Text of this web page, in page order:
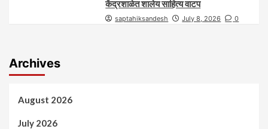
केंद्रशाळेत शालेय साहित्य वाटप
saptahiksandesh July 8, 2026 0
Archives
August 2026
July 2026